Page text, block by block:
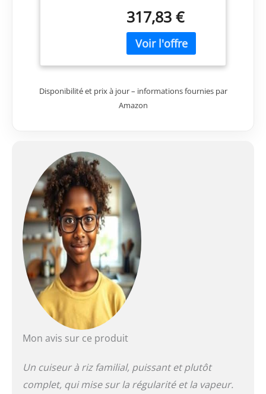
vapeur, protection
contre la surchauffe
Contenu : 1 pièce
Dimensions de
qualité supérieure :
317,83 €
Disponibilité et prix à jour – informations fournies par
Amazon
Mon avis sur ce produit
Un cuiseur à riz familial, puissant et plutôt
complet, qui mise sur la régularité et la vapeur.